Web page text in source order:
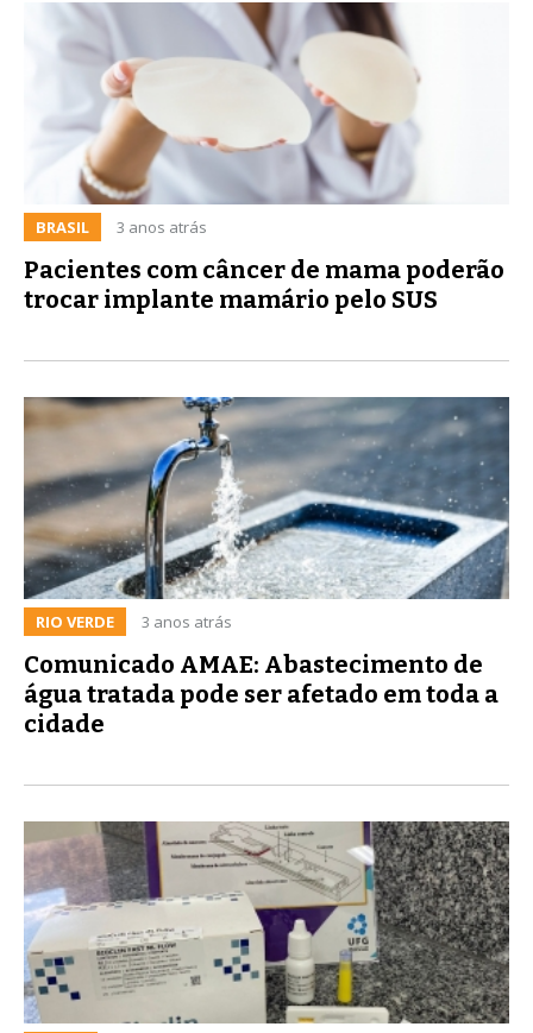
BRASIL 3 anos atrás
Pacientes com câncer de mama poderão
trocar implante mamário pelo SUS
RIO VERDE 3 anos atrás
Comunicado AMAE: Abastecimento de
água tratada pode ser afetado em toda a
cidade